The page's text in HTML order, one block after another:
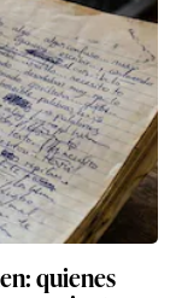
quienes